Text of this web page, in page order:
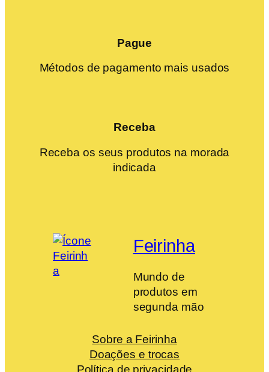
Pague
Métodos de pagamento mais usados
Receba
Receba os seus produtos na morada
indicada
Feirinha
Mundo de
produtos em
segunda mão
Sobre a Feirinha
Doações e trocas
Política de privacidade